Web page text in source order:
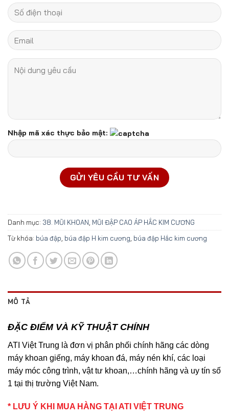
Nhập mã xác thực bảo mật:
Danh mục: 38. MŨI KHOAN MŨI ĐẬP CAO ÁP HẮC KIM CƯƠNG
Từ khóa: búa đập búa đập H kim cương búa đập Hắc kim cương
MÔ TẢ
ĐẶC ĐIỂM VÀ KỸ THUẬT CHÍNH
ATI Việt Trung là đơn vị phân phối chính hãng các dòng
máy khoan giếng, máy khoan đá, máy nén khí, các loại
máy móc công trình, vật tư khoan,…chính hãng và uy tín số
1 tại thị trường Việt Nam.
* LƯU Ý KHI MUA HÀNG TẠI ATI VIỆT TRUNG